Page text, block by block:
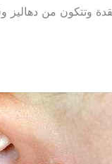
وتتكون من دهاليز